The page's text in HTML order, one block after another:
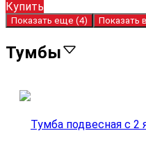
Купить
Показать еще (4) Показать
Тумбы